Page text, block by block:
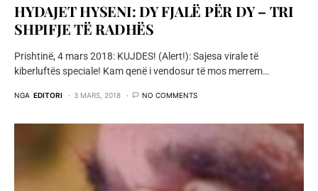
HYDAJET HYSENI: DY FJALË PËR DY – TRI
SHPIFJE TË RADHËS
Prishtinë, 4 mars 2018: KUJDES! (Alert!): Sajesa virale të
kiberluftës speciale! Kam qenë i vendosur të mos merrem…
NGA EDITORI 3 MARS, 2018 NO COMMENTS